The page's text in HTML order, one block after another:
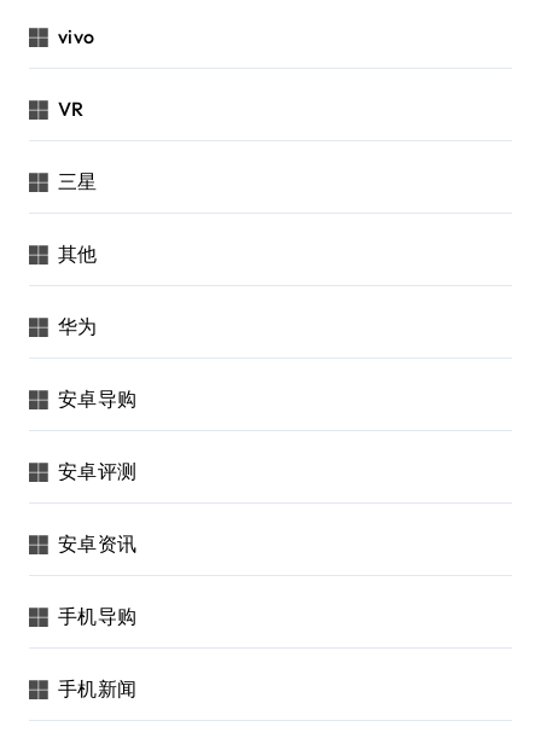
vivo
VR
三星
其他
华为
安卓导购
安卓评测
安卓资讯
手机导购
手机新闻